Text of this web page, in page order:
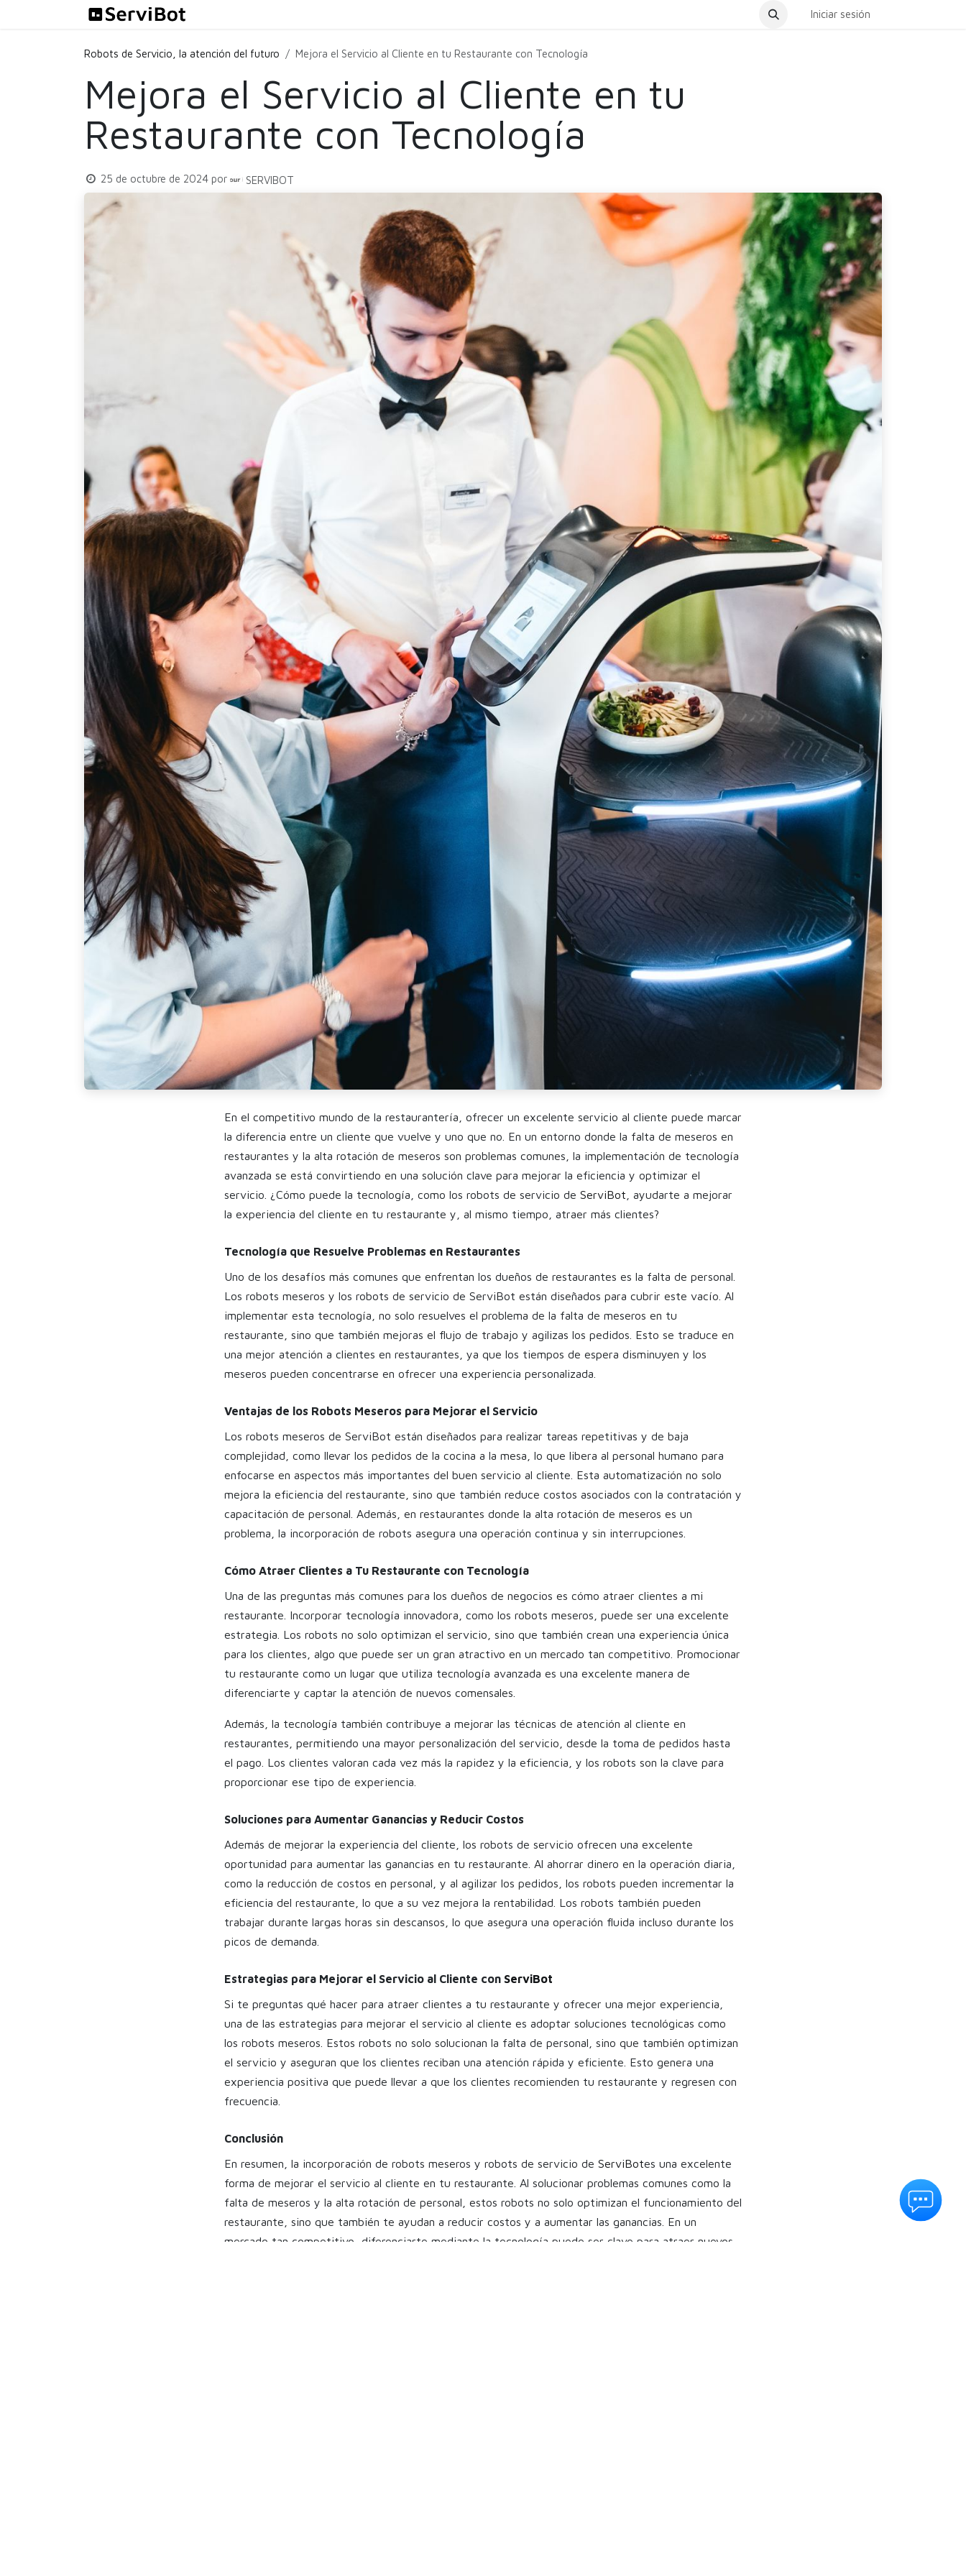
Iniciar sesión
Robots de Servicio, la atención del futuro Mejora el Servicio al Cliente en tu Restaurante con Tecnología
Mejora el Servicio al Cliente en tu
Restaurante con Tecnología
25 de octubre de 2024 por SERVIBOT
En el competitivo mundo de la restaurantería, ofrecer un excelente servicio al cliente puede marcar
la diferencia entre un cliente que vuelve y uno que no. En un entorno donde la falta de meseros en
restaurantes y la alta rotación de meseros son problemas comunes, la implementación de tecnología
avanzada se está convirtiendo en una solución clave para mejorar la eficiencia y optimizar el
servicio. ¿Cómo puede la tecnología, como los robots de servicio de ServiBot , ayudarte a mejorar
la experiencia del cliente en tu restaurante y, al mismo tiempo, atraer más clientes?
Tecnología que Resuelve Problemas en Restaurantes
Uno de los desafíos más comunes que enfrentan los dueños de restaurantes es la falta de personal.
Los robots meseros y los robots de servicio de ServiBot están diseñados para cubrir este vacío. Al
implementar esta tecnología, no solo resuelves el problema de la falta de meseros en tu
restaurante, sino que también mejoras el flujo de trabajo y agilizas los pedidos. Esto se traduce en
una mejor atención a clientes en restaurantes, ya que los tiempos de espera disminuyen y los
meseros pueden concentrarse en ofrecer una experiencia personalizada.
Ventajas de los Robots Meseros para Mejorar el Servicio
Los robots meseros de ServiBot están diseñados para realizar tareas repetitivas y de baja
complejidad, como llevar los pedidos de la cocina a la mesa, lo que libera al personal humano para
enfocarse en aspectos más importantes del buen servicio al cliente. Esta automatización no solo
mejora la eficiencia del restaurante, sino que también reduce costos asociados con la contratación y
capacitación de personal. Además, en restaurantes donde la alta rotación de meseros es un
problema, la incorporación de robots asegura una operación continua y sin interrupciones.
Cómo Atraer Clientes a Tu Restaurante con Tecnología
Una de las preguntas más comunes para los dueños de negocios es cómo atraer clientes a mi
restaurante. Incorporar tecnología innovadora, como los robots meseros, puede ser una excelente
estrategia. Los robots no solo optimizan el servicio, sino que también crean una experiencia única
para los clientes, algo que puede ser un gran atractivo en un mercado tan competitivo. Promocionar
tu restaurante como un lugar que utiliza tecnología avanzada es una excelente manera de
diferenciarte y captar la atención de nuevos comensales.
Además, la tecnología también contribuye a mejorar las técnicas de atención al cliente en
restaurantes, permitiendo una mayor personalización del servicio, desde la toma de pedidos hasta
el pago. Los clientes valoran cada vez más la rapidez y la eficiencia, y los robots son la clave para
proporcionar ese tipo de experiencia.
Soluciones para Aumentar Ganancias y Reducir Costos
Además de mejorar la experiencia del cliente, los robots de servicio ofrecen una excelente
oportunidad para aumentar las ganancias en tu restaurante. Al ahorrar dinero en la operación diaria,
como la reducción de costos en personal, y al agilizar los pedidos, los robots pueden incrementar la
eficiencia del restaurante, lo que a su vez mejora la rentabilidad. Los robots también pueden
trabajar durante largas horas sin descansos, lo que asegura una operación fluida incluso durante los
picos de demanda.
Estrategias para Mejorar el Servicio al Cliente con ServiBot
Si te preguntas qué hacer para atraer clientes a tu restaurante y ofrecer una mejor experiencia,
una de las estrategias para mejorar el servicio al cliente es adoptar soluciones tecnológicas como
los robots meseros. Estos robots no solo solucionan la falta de personal, sino que también optimizan
el servicio y aseguran que los clientes reciban una atención rápida y eficiente. Esto genera una
experiencia positiva que puede llevar a que los clientes recomienden tu restaurante y regresen con
frecuencia.
Conclusión
En resumen, la incorporación de robots meseros y robots de servicio de ServiBotes una excelente
forma de mejorar el servicio al cliente en tu restaurante. Al solucionar problemas comunes como la
falta de meseros y la alta rotación de personal, estos robots no solo optimizan el funcionamiento del
restaurante, sino que también te ayudan a reducir costos y a aumentar las ganancias. En un
mercado tan competitivo, diferenciarte mediante la tecnología puede ser clave para atraer nuevos